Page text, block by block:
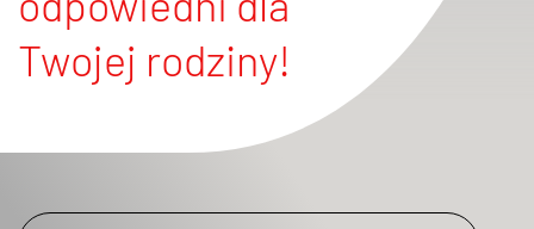
Twojej rodziny!